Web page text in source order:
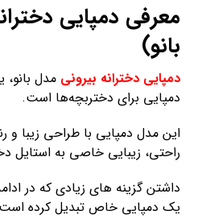
معرفی دمپایی
بانو)
دمپایی دخترانه بیرونی مدل
دمپایی برای دختربچه‌ها است.
این مدل دمپایی با طراحی زیبا و
راحتی، زیبایی خاصی به استایل
داشتن گزینه های زیادی که در
یک دمپایی خاص تبدیل کرده